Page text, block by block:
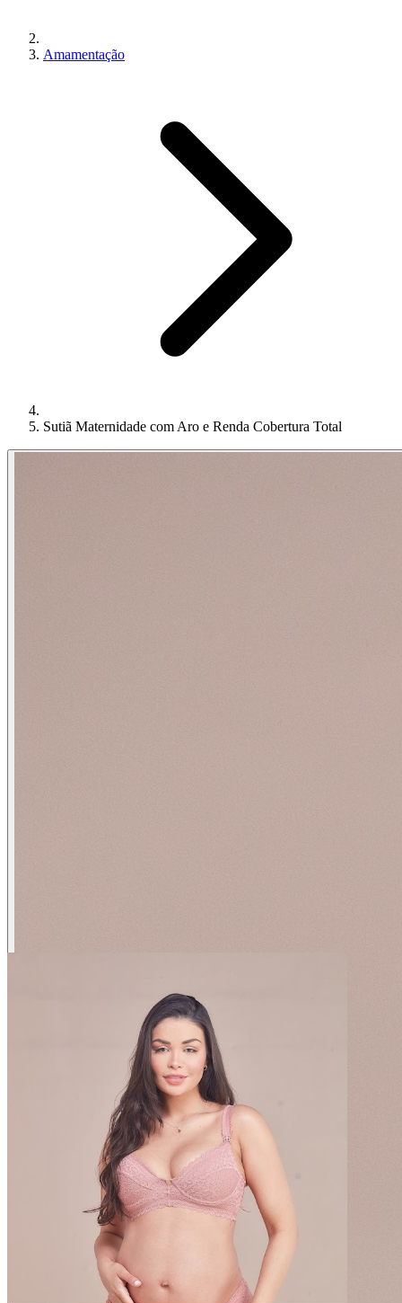
Amamentação
Sutiã Maternidade com Aro e Renda Cobertura Total